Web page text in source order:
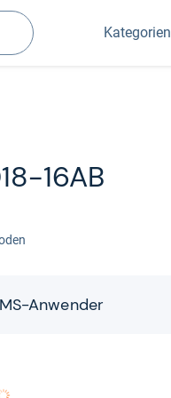
Suchen
Kategorien
​16AB
​​Anwen­der